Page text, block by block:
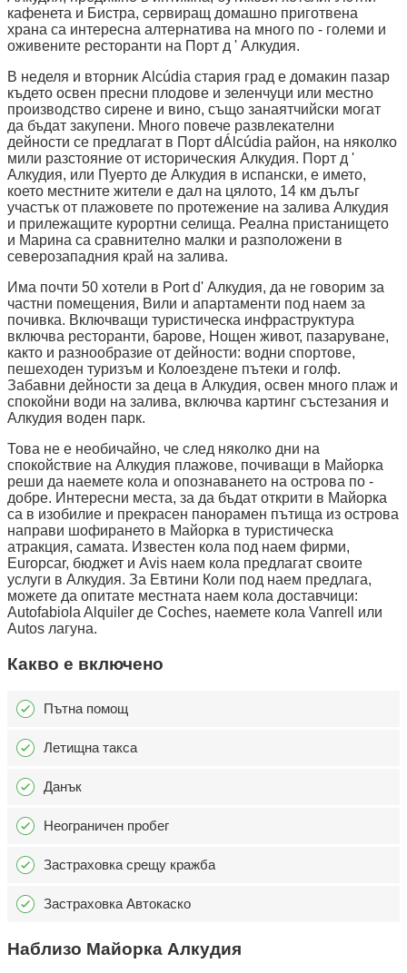
кафенета и Бистра, сервиращ домашно приготвена
храна са интересна алтернатива на много по - големи и
оживените ресторанти на Порт д ' Алкудия.
В неделя и вторник Alcúdia стария град е домакин пазар
където освен пресни плодове и зеленчуци или местно
производство сирене и вино, също занаятчийски могат
да бъдат закупени. Много повече развлекателни
дейности се предлагат в Порт dÁlcúdia район, на няколко
мили разстояние от историческия Алкудия. Порт д '
Алкудия, или Пуерто де Алкудия в испански, е името,
което местните жители е дал на цялото, 14 км дълъг
участък от плажовете по протежение на залива Алкудия
и прилежащите курортни селища. Реална пристанището
и Марина са сравнително малки и разположени в
северозападния край на залива.
Има почти 50 хотели в Port d' Алкудия, да не говорим за
частни помещения, Вили и апартаменти под наем за
почивка. Включващи туристическа инфраструктура
включва ресторанти, барове, Нощен живот, пазаруване,
както и разнообразие от дейности: водни спортове,
пешеходен туризъм и Колоездене пътеки и голф.
Забавни дейности за деца в Алкудия, освен много плаж и
спокойни води на залива, включва картинг състезания и
Алкудия воден парк.
Това не е необичайно, че след няколко дни на
спокойствие на Алкудия плажове, почиващи в Майорка
реши да наемете кола и опознаването на острова по -
добре. Интересни места, за да бъдат открити в Майорка
са в изобилие и прекрасен панорамен пътища из острова
направи шофирането в Майорка в туристическа
атракция, самата. Известен кола под наем фирми,
Europcar, бюджет и Avis наем кола предлагат своите
услуги в Алкудия. За Евтини Коли под наем предлага,
можете да опитате местната наем кола доставчици:
Autofabiola Alquiler де Coches, наемете кола Vanrell или
Autos лагуна.
Какво е включено
Пътна помощ
Летищна такса
Данък
Неограничен пробег
Застраховка срещу кражба
Застраховка Автокаско
Наблизо Майорка Алкудия